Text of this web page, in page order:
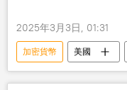
2025年3月3日, 01:31
加密貨幣 美國